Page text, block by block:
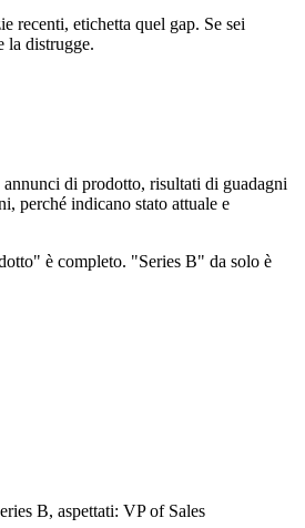
recenti, etichetta quel gap. Se sei
la distrugge.
di prodotto, risultati di guadagni
perché indicano stato attuale e
è completo. "Series B" da solo è
B, aspettati: VP of Sales